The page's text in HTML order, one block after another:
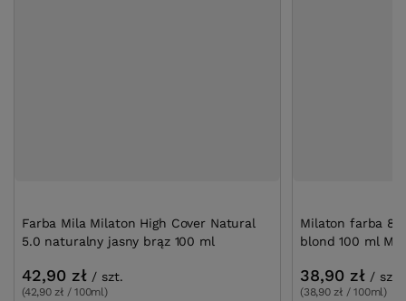
Farba Mila Milaton High Cover Natural
5.0 naturalny jasny brąz 100 ml
42,90 zł / szt.
(42,90 zł / 100ml)
Milaton farba
blond 100 ml
38,90 zł / szt.
(38,90 zł / 100ml)